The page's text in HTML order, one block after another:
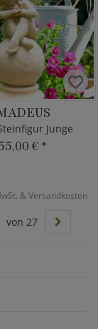
Junge
€ *
& Versandkosten
von 27